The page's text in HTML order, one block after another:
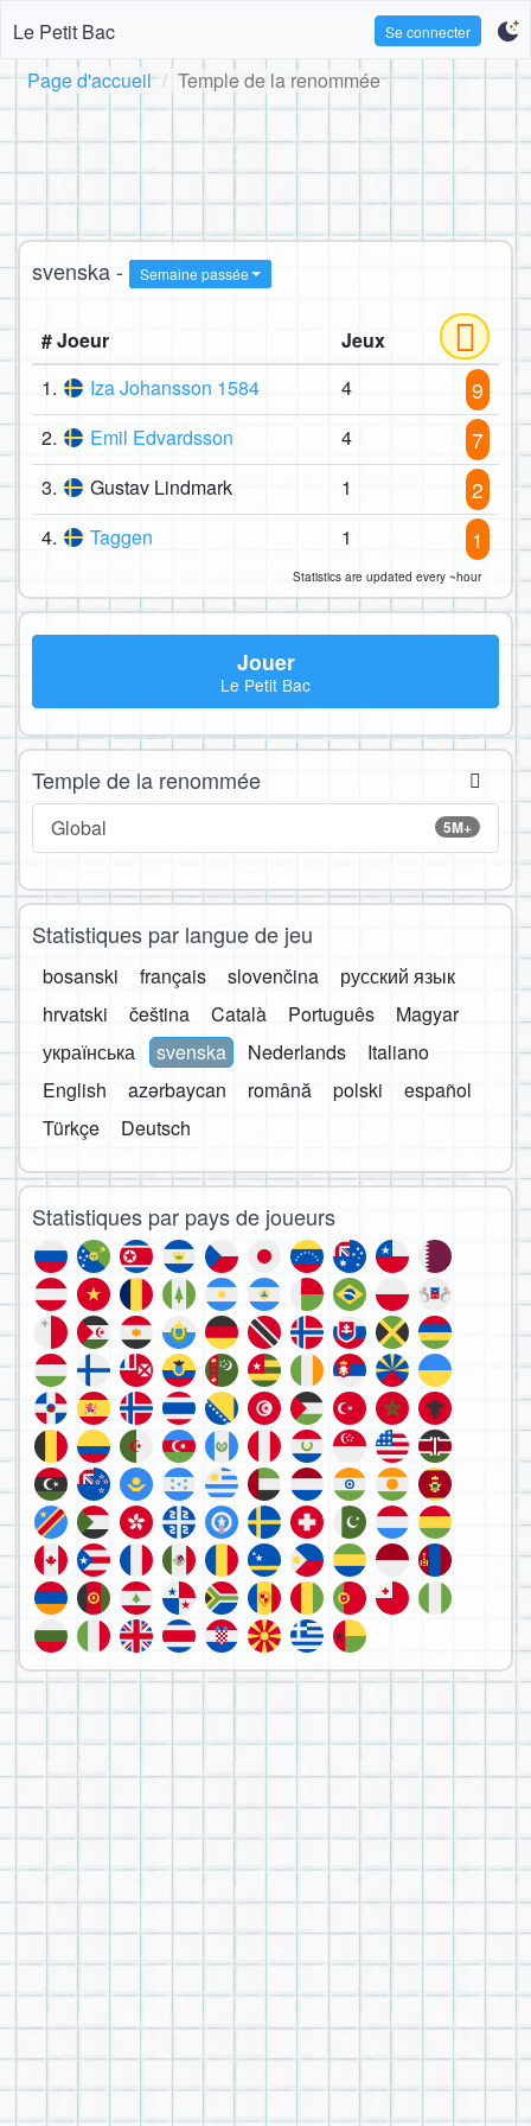
Le Petit Bac Se connecter
Page d'accueil Temple de la renommée
svenska - Semaine passée
# Joeur
Jeux
1.
Iza Johansson 1584 4 9
2. Emil Edvardsson 4 7
3. Gustav Lindmark 1 2
4. Taggen 1 1
Statistics are updated every ~hour
Jouer
Le Petit Bac
Temple de la renommée
5M+
Global
Statistiques par langue de jeu
bosanski français slovenčina
русский язык
hrvatski
čeština Català Português
Magyar
українська
svenska Nederlands
Italiano
English
azərbaycan română polski
español
Türkçe
Deutsch
Statistiques par pays de joueurs